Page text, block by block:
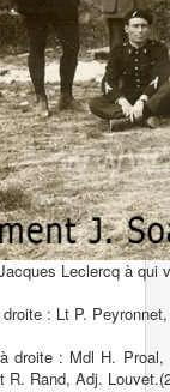
Leclercq à qui
: Lt P.
droite : Mdl H.
R. Rand, Adj.